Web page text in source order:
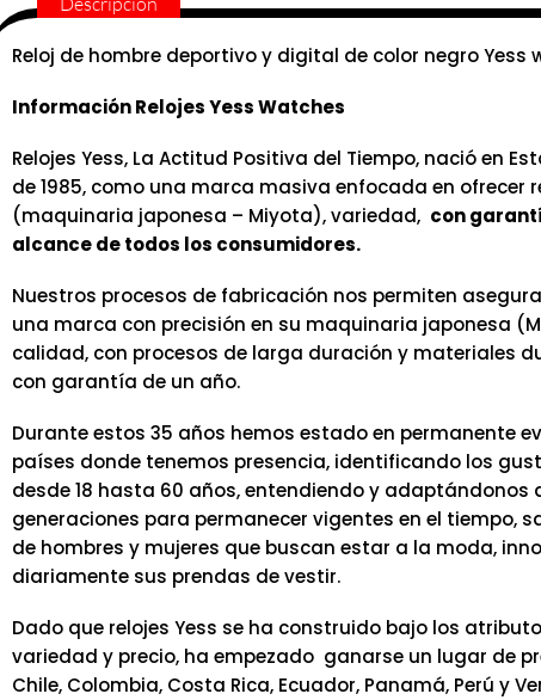
Reloj de hombre deportivo y digital de color negro Yess
Información Relojes Yess Watches
Relojes Yess, La Actitud Positiva del Tiempo, nació en
de 1985, como una marca masiva enfocada en ofrecer
(maquinaria japonesa – Miyota), variedad, con
alcance de todos los consumidores.
Nuestros procesos de fabricación nos permiten
una marca con precisión en su maquinaria japonesa
calidad, con procesos de larga duración y materiales
con garantía de un año.
Durante estos 35 años hemos estado en permanente
países donde tenemos presencia, identificando los
desde 18 hasta 60 años, entendiendo y adaptándonos
generaciones para permanecer vigentes en el tiempo,
de hombres y mujeres que buscan estar a la moda,
diariamente sus prendas de vestir.
Dado que relojes Yess se ha construido bajo los
variedad y precio, ha empezado ganarse un lugar de
Chile, Colombia, Costa Rica, Ecuador, Panamá, Perú y